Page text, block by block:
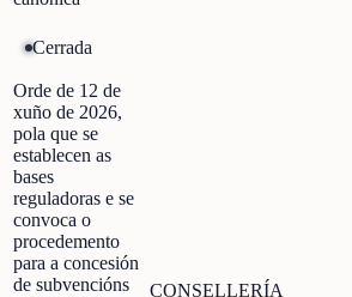
Cerrada
Orde de 12 de
xuño de 2026,
pola que se
establecen as
bases
reguladoras e se
convoca o
procedemento
para a concesión
de subvencións
CONSELLERÍA